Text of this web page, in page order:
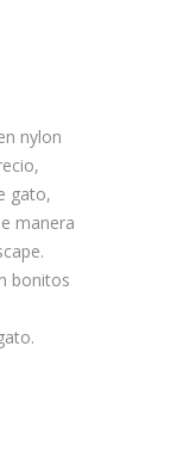
nylon
gato,
manera
bonitos